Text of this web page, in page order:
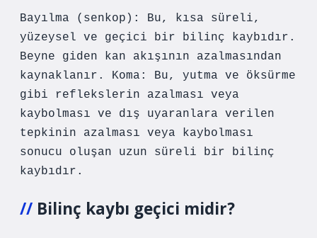
Bayılma (senkop): Bu, kısa süreli,
yüzeysel ve geçici bir bilinç kaybıdır.
Beyne giden kan akışının azalmasından
kaynaklanır. Koma: Bu, yutma ve öksürme
gibi reflekslerin azalması veya
kaybolması ve dış uyaranlara verilen
tepkinin azalması veya kaybolması
sonucu oluşan uzun süreli bir bilinç
kaybıdır.
Bilinç kaybı geçici midir?